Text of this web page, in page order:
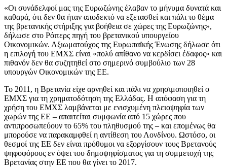
«Οι συνάδελφοί μας της Ευρωζώνης έλαβαν το μήνυμα δυνατά και
καθαρά, ότι δεν θα ήταν αποδεκτό να εξετασθεί και πάλι το θέμα
της βρετανικής στήριξης για βοήθεια σε χώρες της Ευρωζώνης»,
δήλωσε στο Ρόιτερς πηγή του βρετανικού υπουργείου
Οικονομικών. Αξιωματούχος της Ευρωπαϊκής Ένωσης δήλωσε ότι
η επιλογή του ΕΜΧΣ είναι «πολύ απίθανο να κερδίσει έδαφος» και
πιθανόν δεν θα συζητηθεί στο σημερινό συμβούλιο των 28
υπουργών Οικονομικών της ΕΕ.
Το 2011, η Βρετανία είχe αρνηθεί και πάλι να χρησιμοποιηθεί ο
ΕΜΧΣ για τη χρηματοδότηση της Ελλάδας. Η απόφαση για τη
χρήση του ΕΜΧΣ λαμβάνεται με ενισχυμένη πλειοψηφία των
χωρών της ΕΕ – απαιτείται συμφωνία από 15 χώρες που
αντιπροσωπεύουν το 65% του πληθυσμού της – και επομένως θα
μπορούσε να παρακαμφθεί η αντίθεση του Λονδίνου. Ωστόσο, οι
θεσμοί της ΕΕ δεν είναι πρόθυμοι να εξοργίσουν τους Βρετανούς
ψηφοφόρους εν όψει του δημοψηφίσματος για τη συμμετοχή της
Βρετανίας στην ΕΕ που θα γίνει το 2017.